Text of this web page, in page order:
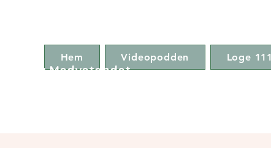
Hem Videopodden Loge 111
Medvetandet